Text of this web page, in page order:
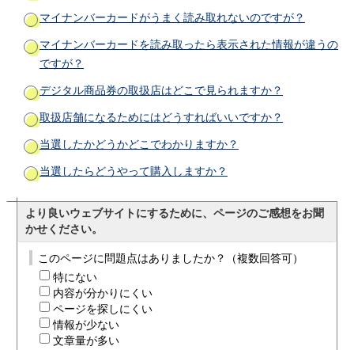
マイナンバーカードがうまく読み取れないのですが？
マイナンバーカードを読み取ったら表示された情報が違うの
ですが？
デジタル商品券の取扱店はどこで見られますか？
取扱店舗になるためにはどうすればいいですか？
当選したかどうかどこでわかりますか？
当選したらどうやって購入しますか？
より良いウェブサイトにするために、ページのご感想をお聞
かせください。
このページに問題点はありましたか？（複数回答可）
特にない
内容が分かりにくい
ページを探しにくい
情報が少ない
文章量が多い